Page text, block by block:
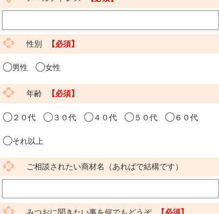
性別 【必須】
男性 女性
年齢 【必須】
２０代 ３０代 ４０代 ５０代 ６０代
それ以上
ご相談されたい商材名（あればで結構です）